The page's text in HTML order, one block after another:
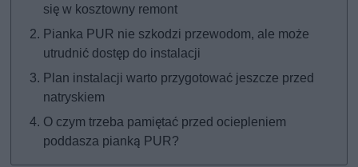
się w kosztowny remont
Pianka PUR nie szkodzi przewodom, ale może
utrudnić dostęp do instalacji
Plan instalacji warto przygotować jeszcze przed
natryskiem
O czym trzeba pamiętać przed ociepleniem
poddasza pianką PUR?